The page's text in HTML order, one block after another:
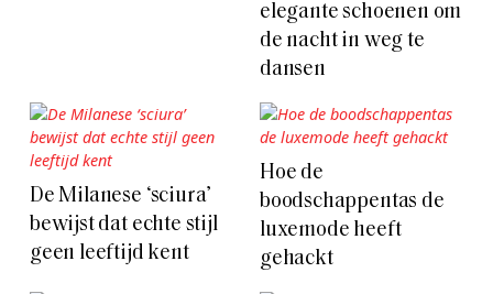
elegante schoenen om
de nacht in weg te
dansen
De Milanese ‘sciura’
bewijst dat echte stijl
geen leeftijd kent
Hoe de
boodschappentas de
luxemode heeft
gehackt